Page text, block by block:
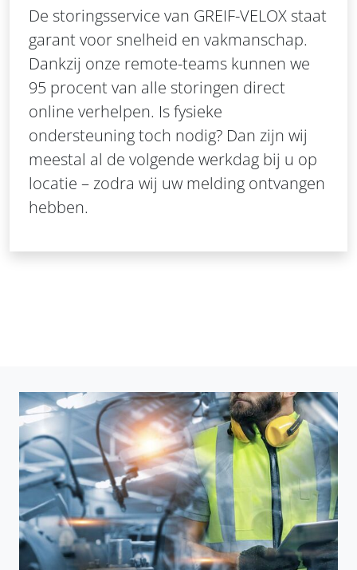
De storingsservice van GREIF-VELOX staat
garant voor snelheid en vakmanschap.
Dankzij onze remote-teams kunnen we
95 procent van alle storingen direct
online verhelpen. Is fysieke
ondersteuning toch nodig? Dan zijn wij
meestal al de volgende werkdag bij u op
locatie – zodra wij uw melding ontvangen
hebben.